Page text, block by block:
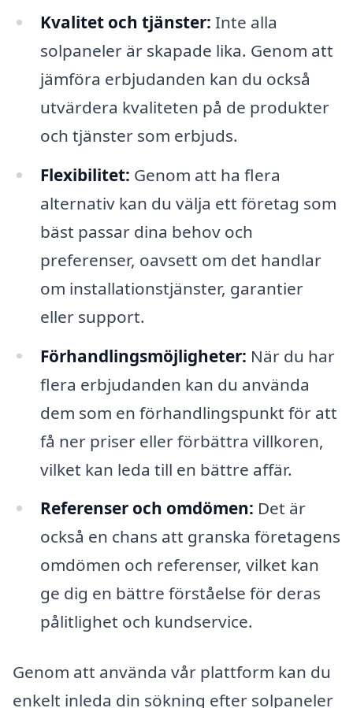
Kvalitet och tjänster: Inte alla
solpaneler är skapade lika. Genom att
jämföra erbjudanden kan du också
utvärdera kvaliteten på de produkter
och tjänster som erbjuds.
Flexibilitet: Genom att ha flera
alternativ kan du välja ett företag som
bäst passar dina behov och
preferenser, oavsett om det handlar
om installationstjänster, garantier
eller support.
Förhandlingsmöjligheter: När du har
flera erbjudanden kan du använda
dem som en förhandlingspunkt för att
få ner priser eller förbättra villkoren,
vilket kan leda till en bättre affär.
Referenser och omdömen: Det är
också en chans att granska företagens
omdömen och referenser, vilket kan
ge dig en bättre förståelse för deras
pålitlighet och kundservice.
Genom att använda vår plattform kan du
enkelt inleda din sökning efter solpaneler